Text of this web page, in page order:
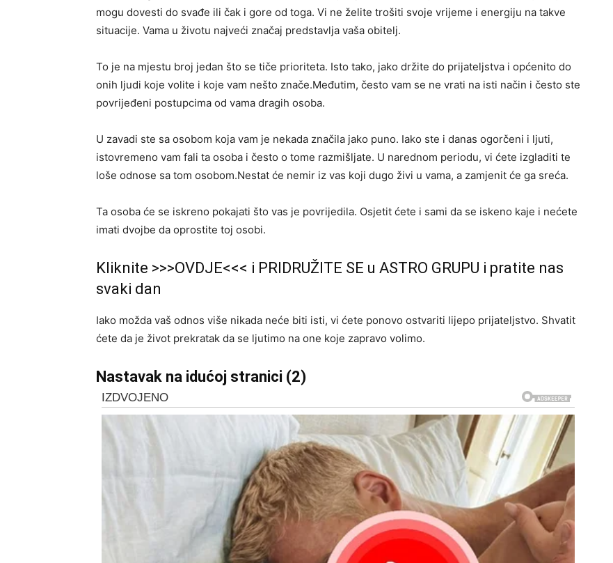
mogu dovesti do svađe ili čak i gore od toga. Vi ne želite trošiti svoje vrijeme i energiju na takve
situacije. Vama u životu najveći značaj predstavlja vaša obitelj.
To je na mjestu broj jedan što se tiče prioriteta. Isto tako, jako držite do prijateljstva i općenito do
onih ljudi koje volite i koje vam nešto znače.Međutim, često vam se ne vrati na isti način i često ste
povrijeđeni postupcima od vama dragih osoba.
U zavadi ste sa osobom koja vam je nekada značila jako puno. Iako ste i danas ogorčeni i ljuti,
istovremeno vam fali ta osoba i često o tome razmišljate. U narednom periodu, vi ćete izgladiti te
loše odnose sa tom osobom.Nestat će nemir iz vas koji dugo živi u vama, a zamjenit će ga sreća.
Ta osoba će se iskreno pokajati što vas je povrijedila. Osjetit ćete i sami da se iskeno kaje i nećete
imati dvojbe da oprostite toj osobi.
Kliknite >>>OVDJE<<< i PRIDRUŽITE SE u ASTRO GRUPU i pratite nas
svaki dan
Iako možda vaš odnos više nikada neće biti isti, vi ćete ponovo ostvariti lijepo prijateljstvo. Shvatit
ćete da je život prekratak da se ljutimo na one koje zapravo volimo.
Nastavak na idućoj stranici (2)